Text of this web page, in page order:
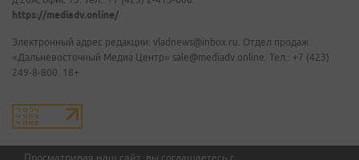
Просматривая наш сайт, вы соглашаетесь с
https://mediadv.online/
Электронный адрес редакции: vladnews@inbox.ru. Отдел продаж
«Дальневосточный Медиа Центр» sale@mediadv.online. Тел.: +7 (423)
249-8-800. 18+